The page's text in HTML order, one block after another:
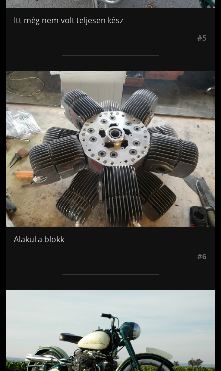
Itt még nem volt teljesen kész
#5
Jön még kép!
Alakul a blokk
#6